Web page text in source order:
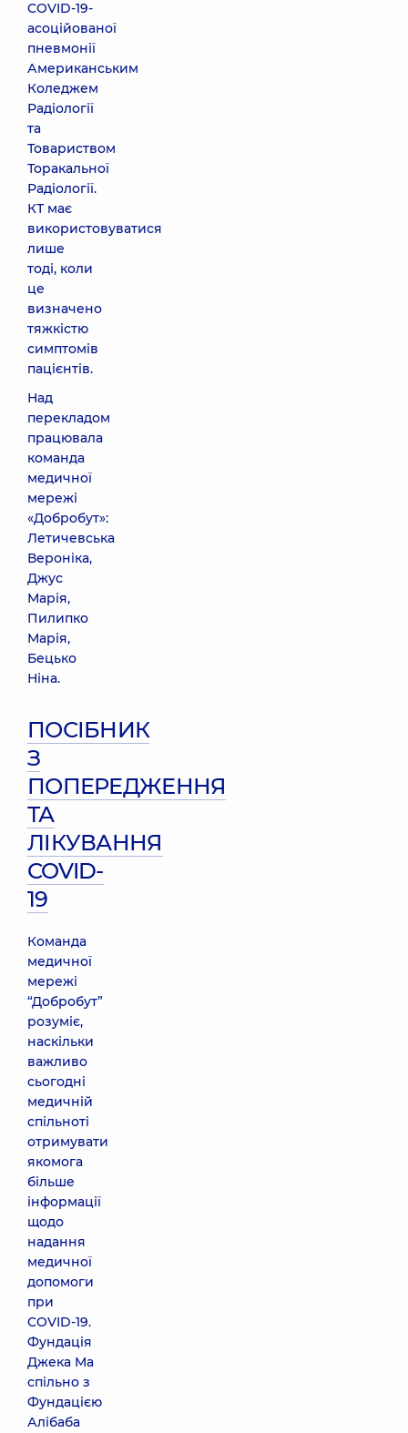
COVID-19-
асоційованої
пневмонії
Американським
Коледжем
Радіології
та
Товариством
Торакальної
Радіології.
КТ має
використовуватися
лише
тоді, коли
це
визначено
тяжкістю
симптомів
пацієнтів.
Над
перекладом
працювала
команда
медичної
мережі
«Добробут»:
Летичевська
Вероніка,
Джус
Марія,
Пилипко
Марія,
Бецько
Ніна.
ПОСІБНИК
З
ПОПЕРЕДЖЕННЯ
ТА
ЛІКУВАННЯ
COVID-
19
Команда
медичної
мережі
“Добробут”
розуміє,
наскільки
важливо
сьогодні
медичній
спільноті
отримувати
якомога
більше
інформації
щодо
надання
медичної
допомоги
при
COVID-19.
Фундація
Джека Ма
спільно з
Фундацією
Алібаба